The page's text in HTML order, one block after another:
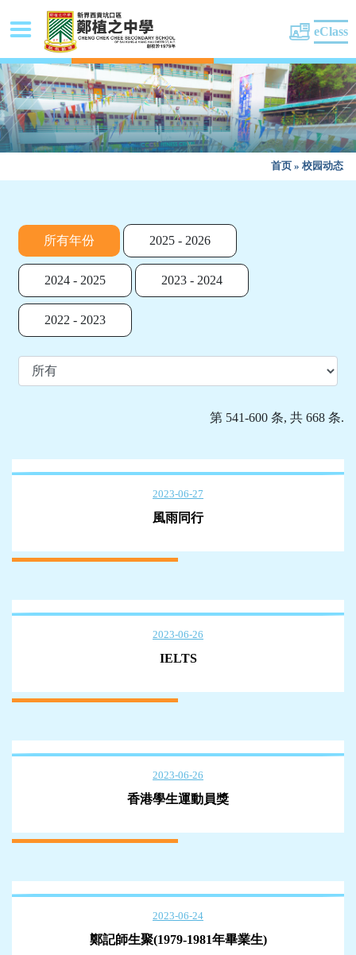
eClass
首页 » 校园动态
所有年份 2025 - 2026
2024 - 2025 2023 - 2024
2022 - 2023
第 541-600 条, 共 668 条.
2023-06-27
風雨同行
2023-06-26
IELTS
2023-06-26
香港學生運動員獎
2023-06-24
鄭記師生聚(1979-1981年畢業生)